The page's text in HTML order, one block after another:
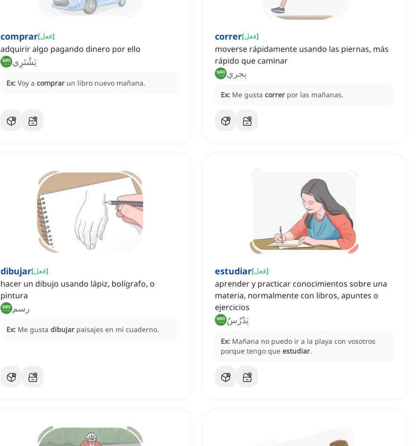
comprar[فعل]
adquirir algo pagando dinero por ello
يَشْتَرِي
Ex: Voy a comprar un libro nuevo mañana.
correr[فعل]
moverse rápidamente usando las piernas, más
rápido que caminar
يجري
Ex: Me gusta correr por las mañanas.
dibujar[فعل]
hacer un dibujo usando lápiz, bolígrafo, o
pintura
رسم
Ex: Me gusta dibujar paisajes en mi cuaderno.
estudiar[فعل]
aprender y practicar conocimientos sobre una
materia, normalmente con libros, apuntes o
ejercicios
يَدْرُسُ
Ex: Mañana no puedo ir a la playa con vosotros
porque tengo que estudiar.